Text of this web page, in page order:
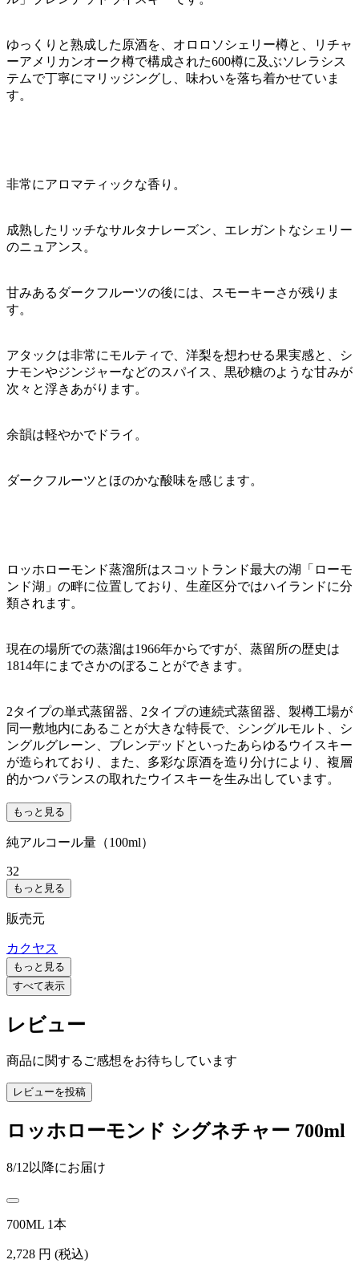
ゆっくりと熟成した原酒を、オロロソシェリー樽と、リチャ
ーアメリカンオーク樽で構成された600樽に及ぶソレラシス
テムで丁寧にマリッジングし、味わいを落ち着かせていま
す。
非常にアロマティックな香り。
成熟したリッチなサルタナレーズン、エレガントなシェリー
のニュアンス。
甘みあるダークフルーツの後には、スモーキーさが残りま
す。
アタックは非常にモルティで、洋梨を想わせる果実感と、シ
ナモンやジンジャーなどのスパイス、黒砂糖のような甘みが
次々と浮きあがります。
余韻は軽やかでドライ。
ダークフルーツとほのかな酸味を感じます。
ロッホローモンド蒸溜所はスコットランド最大の湖「ローモ
ンド湖」の畔に位置しており、生産区分ではハイランドに分
類されます。
現在の場所での蒸溜は1966年からですが、蒸留所の歴史は
1814年にまでさかのぼることができます。
2タイプの単式蒸留器、2タイプの連続式蒸留器、製樽工場が
同一敷地内にあることが大きな特長で、シングルモルト、シ
ングルグレーン、ブレンデッドといったあらゆるウイスキー
が造られており、また、多彩な原酒を造り分けにより、複層
的かつバランスの取れたウイスキーを生み出しています。
もっと見る
純アルコール量（100ml）
32
もっと見る
販売元
カクヤス
もっと見る
すべて表示
レビュー
商品に関するご感想をお待ちしています
レビューを投稿
ロッホローモンド シグネチャー 700ml
8/12以降にお届け
700ML 1本
2,728 円 (税込)